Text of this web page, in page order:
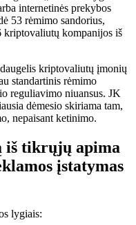
internetinės prekybos
53 rėmimo sandorius,
kriptovaliutų kompanijos iš
kriptovaliutų įmonių
standartinis rėmimo
reguliavimo niuansus. JK
dėmesio skiriama tam,
nepaisant ketinimo.
iš tikrųjų apima
įstatymas
lygiais: